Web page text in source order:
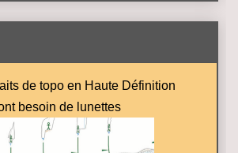
de topo en Haute Définition
besoin de lunettes